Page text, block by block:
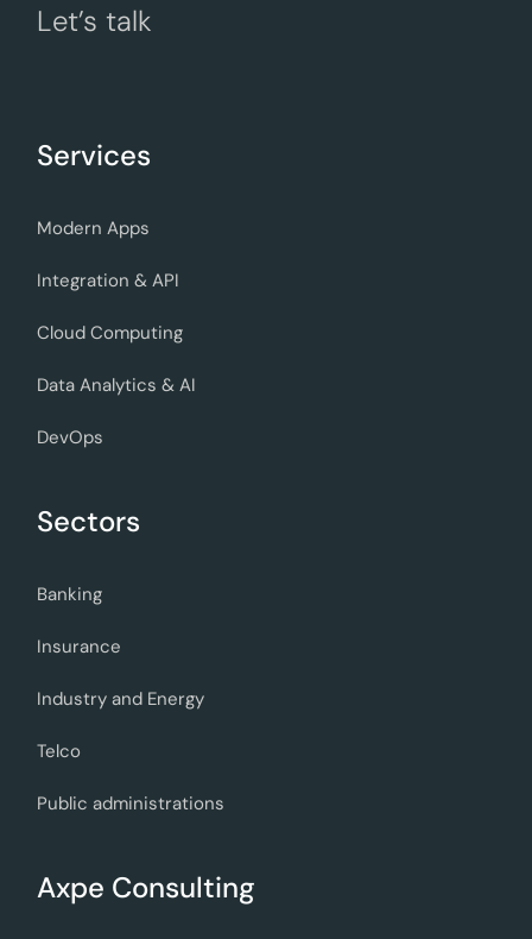
Let’s talk
Services
Modern Apps
Integration & API
Cloud Computing
Data Analytics & AI
DevOps
Sectors
Banking
Insurance
Industry and Energy
Telco
Public administrations
Axpe Consulting